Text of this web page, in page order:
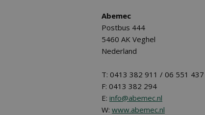
Abemec
Postbus 444
5460 AK Veghel
Nederland
T: 0413 382 911 / 06 551
F: 0413 382 294
E: info@abemec.nl
W: www.abemec.nl